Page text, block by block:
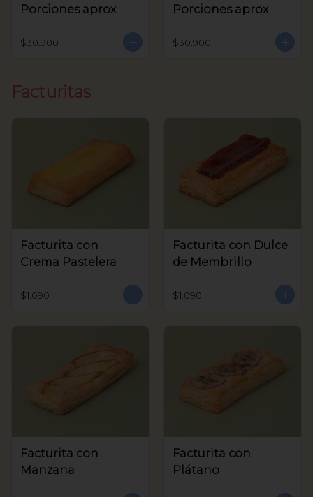
Porciones aprox
$30.900
Porciones aprox
$30.900
Facturitas
Facturita con
Crema Pastelera
$1.090
Facturita con Dulce
de Membrillo
$1.090
Facturita con
Manzana
Facturita con
Plátano